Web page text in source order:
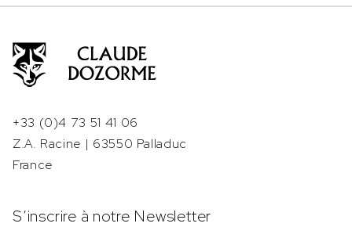
+33 (0)4 73 51 41 06
Z.A. Racine | 63550 Palladuc
France
S’inscrire à notre Newsletter